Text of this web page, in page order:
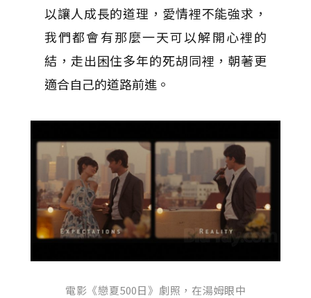
以讓人成長的道理，愛情裡不能強求，
我們都會有那麼一天可以解開心裡的
結，走出困住多年的死胡同裡，朝著更
適合自己的道路前進。
電影《戀夏500日》劇照，在湯姆眼中